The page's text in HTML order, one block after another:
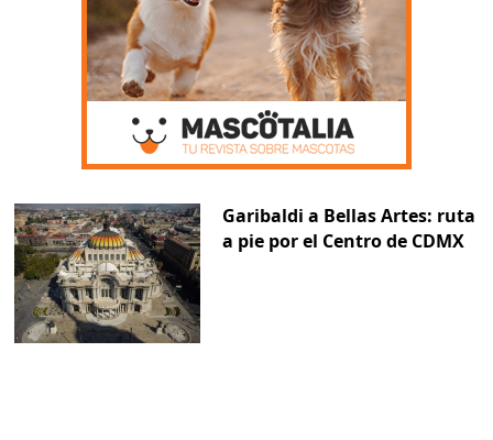
Garibaldi a Bellas Artes: ruta
a pie por el Centro de CDMX